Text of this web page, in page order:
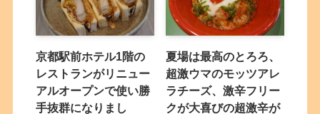
京都駅前ホテル1階の
レストランがリニュー
アルオープンで使い勝
手抜群になりまし
夏場は最高のとろろ、
超激ウマのモッツアレ
ラチーズ、激辛フリー
クが大喜びの超激辛が